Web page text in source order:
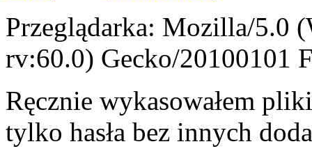
Przeglądarka: Mozilla/5.0
rv:60.0) Gecko/20100101
Ręcznie wykasowałem
tylko hasła bez innych